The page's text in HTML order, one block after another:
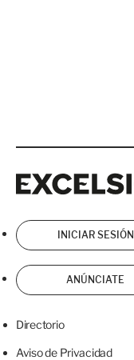
INICIAR SESIÓN
ANÚNCIATE
Directorio
Aviso de Privacidad